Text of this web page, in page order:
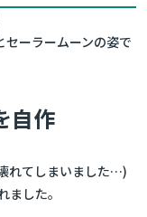
ーラームーンの姿で
自作
れてしまいました…)
した。